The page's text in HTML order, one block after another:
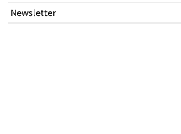
Newsletter